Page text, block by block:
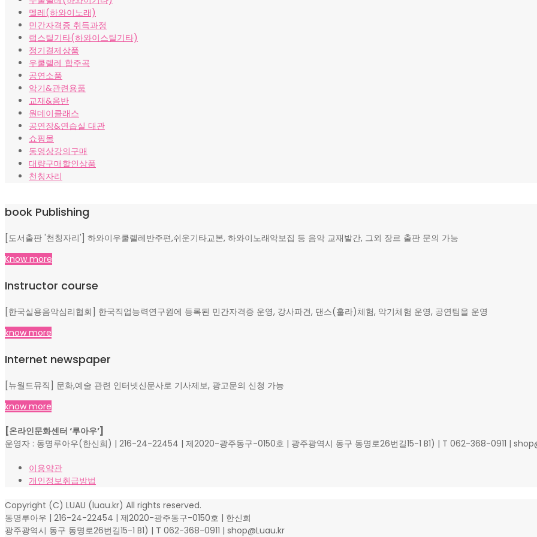
멜레(하와이노래)
민간자격증 취득과정
랩스틸기타(하와이스틸기타)
정기결제상품
우쿨렐레 합주곡
공연소품
악기&관련용품
교재&음반
원데이클래스
공연장&연습실 대관
쇼핑몰
동영상강의구매
대량구매할인상품
천칭자리
book Publishing
[도서출판 '천칭자리'] 하와이우쿨렐레반주편,쉬운기타교본, 하와이노래악보집 등 음악 교재발간, 그외 장르 출판 문의 가능
Know more
Instructor course
[한국실용음악심리협회] 한국직업능력연구원에 등록된 민간자격증 운영, 강사파견, 댄스(훌라)체험, 악기체험 운영, 공연팀을 운영
know more
Internet newspaper
[뉴월드뮤직] 문화,예술 관련 인터넷신문사로 기사제보, 광고문의 신청 가능
know more
[온라인문화센터 ‘루아우’]
운영자 : 동명루아우(한신희) | 216-24-22454 | 제2020-광주동구-0150호 | 광주광역시 동구 동명로26번길15-1 B1) | T 062-368-0911 |
이용약관
개인정보취급방법
Copyright (C) LUAU (luau.kr) All rights reserved.
동명루아우 | 216-24-22454 | 제2020-광주동구-0150호 | 한신희
광주광역시 동구 동명로26번길15-1 B1) | T 062-368-0911 | shop@Luau.kr